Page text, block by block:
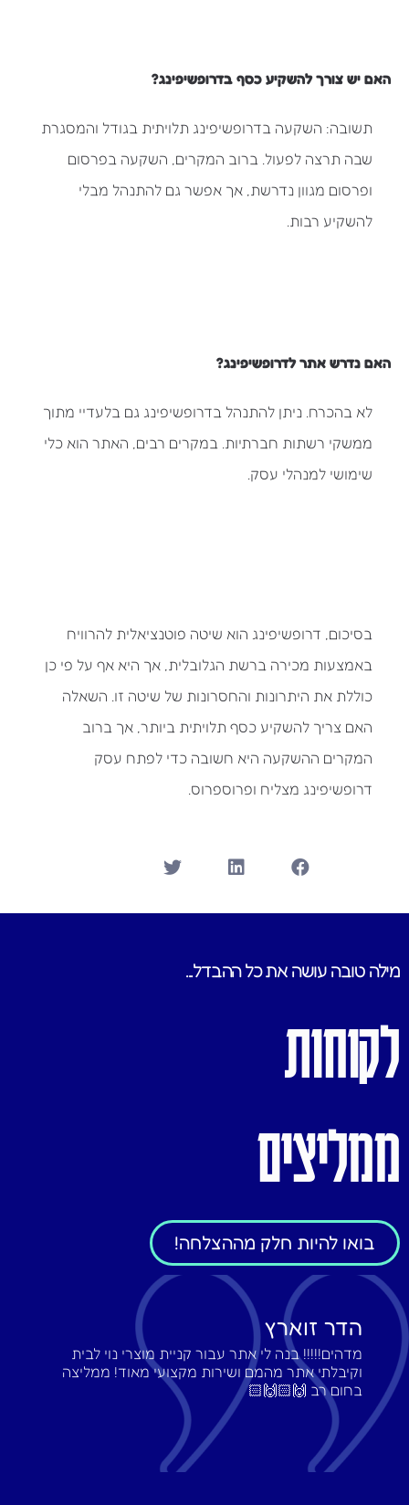
האם יש צורך להשקיע כסף בדרופשיפינג?
תשובה: השקעה בדרופשיפינג תלויתית בגודל והמסגרת
שבה תרצה לפעול. ברוב המקרים, השקעה בפרסום
ופרסום מגוון נדרשת, אך אפשר גם להתנהל מבלי
להשקיע רבות.
האם נדרש אתר לדרופשיפינג?
לא בהכרח. ניתן להתנהל בדרופשיפינג גם בלעדיי מתוך
ממשקי רשתות חברתיות. במקרים רבים, האתר הוא כלי
שימושי למנהלי עסק.
בסיכום, דרופשיפינג הוא שיטה פוטנציאלית להרוויח
באמצעות מכירה ברשת הגלובלית, אך היא אף על פי כן
כוללת את היתרונות והחסרונות של שיטה זו. השאלה
האם צריך להשקיע כסף תלויתית ביותר, אך ברוב
המקרים ההשקעה היא חשובה כדי לפתח עסק
דרופשיפינג מצליח ופרוספרוס.
מילה טובה עושה את כל ההבדל...
לקוחות
ממליצים
בואו להיות חלק מההצלחה!
הדר זוארץ
מדהים!!!!! בנה לי אתר עבור קניית מוצרי נוי לבית
וקיבלתי אתר מהמם ושירות מקצועי מאוד! ממליצה
בחום רב 🙌🏻🙌🏻‎